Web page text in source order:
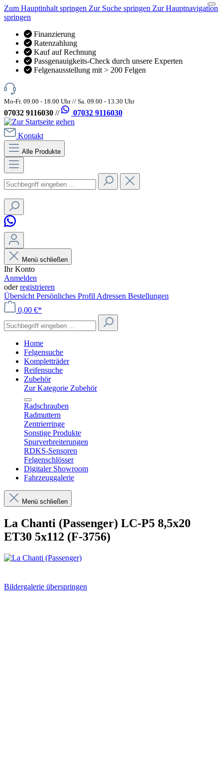
Zum Hauptinhalt springen Zur Suche springen Zur Hauptnavigation
springen
Finanzierung
Ratenzahlung
Kauf auf Rechnung
Passgenauigkeits-Check durch unsere Experten
Felgenausstellung mit > 200 Felgen
Mo-Fr. 09.00 - 18.00 Uhr // Sa. 09.00 - 13.30 Uhr
07032 9116030 // 07032 9116030
Kontakt
Alle Produkte
Menü schließen
Ihr Konto
Anmelden
oderregistrieren
Übersicht Persönliches Profil Adressen Bestellungen
0,00 €*
Home
Felgensuche
Kompletträder
Reifensuche
Zubehör
Zur Kategorie Zubehör
Radschrauben
Radmuttern
Zentrierringe
Sonstige Produkte
Spurverbreiterungen
RDKS-Sensoren
Felgenschlösser
Digitaler Showroom
Fahrzeuggalerie
Menü schließen
La Chanti (Passenger) LC-P5 8,5x20
ET30 5x112 (F-3756)
Bildergalerie überspringen